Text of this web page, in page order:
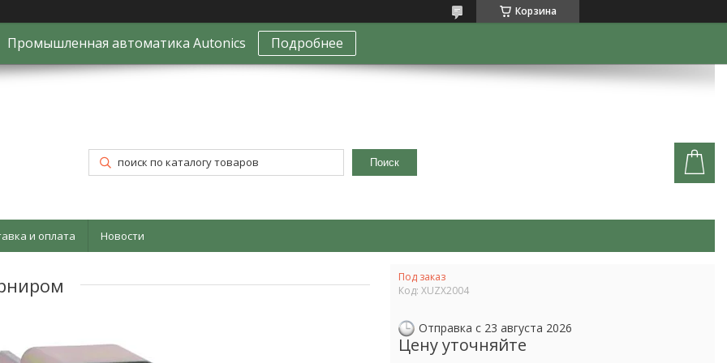
Корзина
Промышленная автоматика Autonics Подробнее
Поиск
и оплата Новости
Под заказ
Код: XUZX2004
Отправка с 23 августа 2026
Цену уточняйте